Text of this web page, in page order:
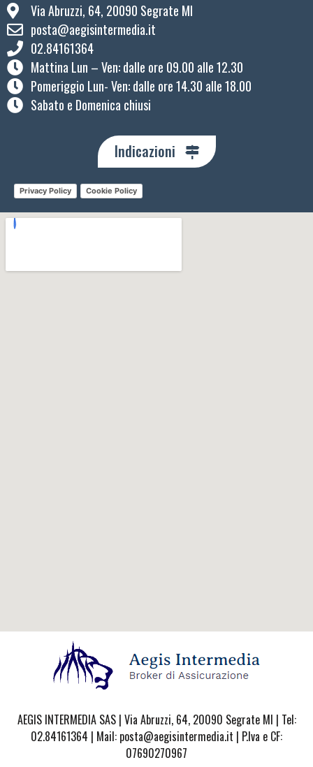
Via Abruzzi, 64, 20090 Segrate MI
posta@aegisintermedia.it
02.84161364
Mattina Lun – Ven: ​dalle ore 09.00 alle 12.30
Pomeriggio Lun- Ven: dalle ore 14.30 alle 18.00
Sabato e Domenica chiusi
Indicazioni
Privacy Policy Cookie Policy
AEGIS INTERMEDIA SAS | Via Abruzzi, 64, 20090 Segrate MI | Tel:
02.84161364 | Mail: posta@aegisintermedia.it | P.Iva e CF:
07690270967